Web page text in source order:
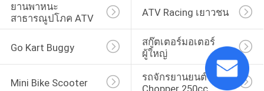
ยานพาหนะ
สาธารณูปโภค ATV
ATV Racing เยาวชน
Go Kart Buggy
สกู๊ตเตอร์มอเตอร์
ผู้ใหญ่
Mini Bike Scooter
รถจักรยานยนต์
Chopper 250cc